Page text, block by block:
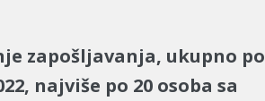
zapošljavanja, ukupno po
najviše po 20 osoba sa